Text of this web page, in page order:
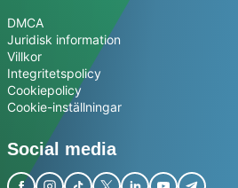
DMCA
Juridisk information
Villkor
Integritetspolicy
Cookiepolicy
Cookie-inställningar
Social media